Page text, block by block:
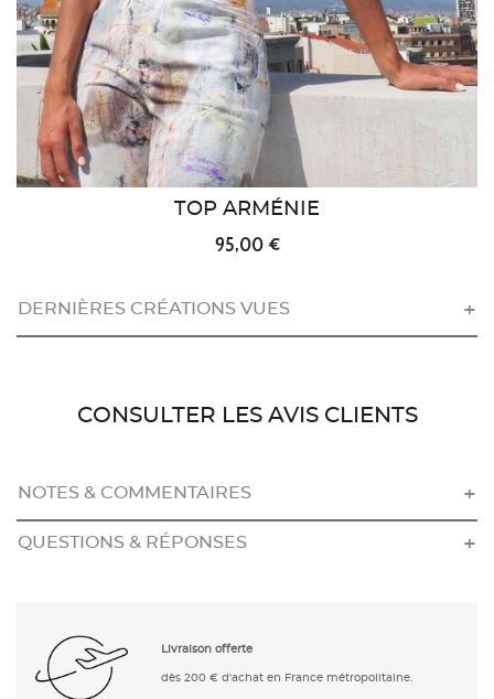
TOP ARMÉNIE
95,00 €
DERNIÈRES CRÉATIONS VUES
CONSULTER LES AVIS CLIENTS
NOTES & COMMENTAIRES
QUESTIONS & RÉPONSES
Livraison offerte
dès 200 € d'achat en France métropolitaine.